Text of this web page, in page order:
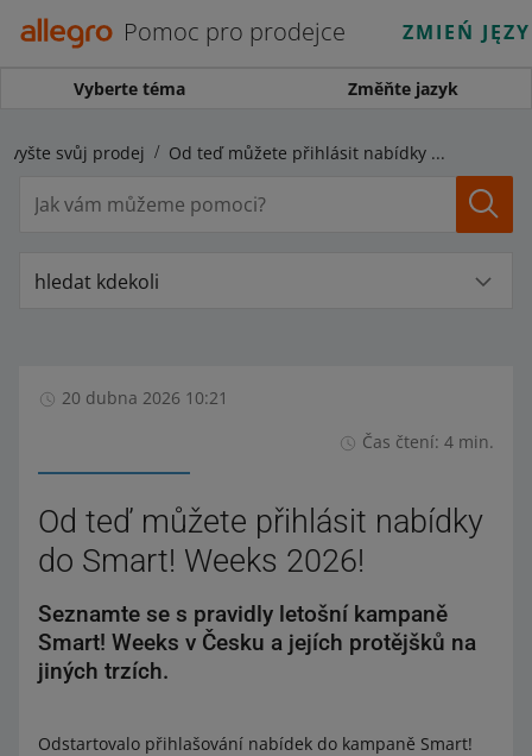
Pomoc pro prodejce ZMIEŃ
Vyberte téma Změňte jazyk
Zvyšte svůj prodej Od teď můžete přihlásit nabídky do Smart! Weeks 2026!
hledat kdekoli
20 dubna 2026 10:21
Čas čtení: 4 min.
Od teď můžete přihlásit nabídky
do Smart! Weeks 2026!
Seznamte se s pravidly letošní kampaně
Smart! Weeks v Česku a jejích protějšků na
jiných trzích.
Odstartovalo přihlašování nabídek do kampaně Smart!